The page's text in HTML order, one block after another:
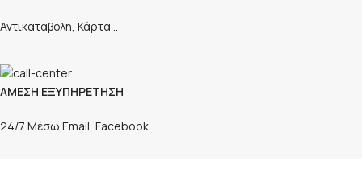
Αντικαταβολή, Κάρτα ..
ΑΜΕΣΗ ΕΞΥΠΗΡΕΤΗΣΗ
24/7 Μέσω Email, Facebook